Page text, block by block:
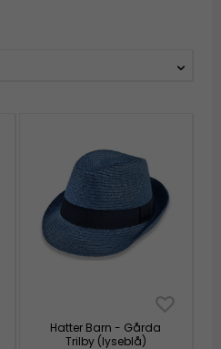
Hatter Barn - Gårda
Trilby (lyseblå)